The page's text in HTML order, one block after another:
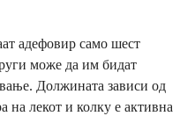
адефовир само шест
може да им бидат
Должината зависи од
на лекот и колку е активна